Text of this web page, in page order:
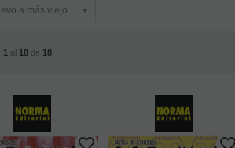
1 al 18 de 18